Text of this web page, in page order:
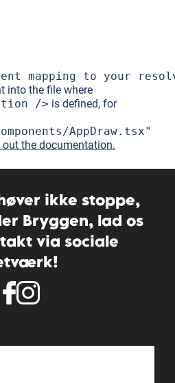
mapping to your
into the file where
/> is defined, for
AppDraw.tsx"
out the documentation.
ikke stoppe,
Bryggen, lad os
via sociale